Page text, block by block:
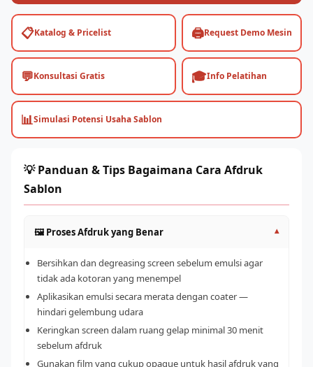
📋Katalog & Pricelist 🖨️Request Demo Mesin
💬Konsultasi Gratis 🎓Info Pelatihan
📊Simulasi Potensi Usaha Sablon
💡 Panduan & Tips Bagaimana Cara Afdruk
Sablon
🖼️ Proses Afdruk yang Benar ▾
Bersihkan dan degreasing screen sebelum emulsi agar
tidak ada kotoran yang menempel
Aplikasikan emulsi secara merata dengan coater —
hindari gelembung udara
Keringkan screen dalam ruang gelap minimal 30 menit
sebelum afdruk
Gunakan film yang cukup opaque untuk hasil afdruk yang